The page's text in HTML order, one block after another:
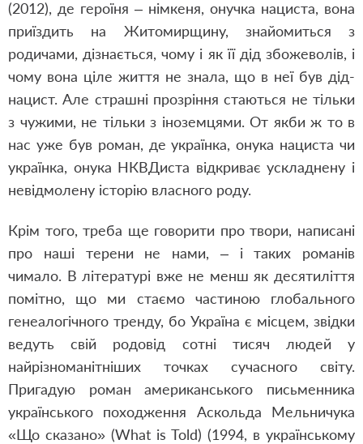
(2012), де героїня – німкеня, онучка нациста, вона
приїздить на Житомирщину, знайомиться з
родичами, дізнається, чому і як її дід збожеволів, і
чому вона ціле життя не знала, що в неї був дід-
нацист. Але страшні прозріння стаються не тільки
з чужими, не тільки з іноземцями. От якби ж то в
нас уже був роман, де українка, онука нациста чи
українка, онука НКВДиста відкриває ускладнену і
невідмолену історію власного роду.
Крім того, треба ще говорити про твори, написані
про наші терени не нами, – і таких романів
чимало. В літературі вже не менш як десятиліття
помітно, що ми стаємо частиною глобального
генеалогічного тренду, бо Україна є місцем, звідки
ведуть свій родовід сотні тисяч людей у
найрізноманітніших точках сучасного світу.
Пригадую роман американського письменника
українського походження Аскольда Мельничука
«Що сказано» (What is Told) (1994, в українському